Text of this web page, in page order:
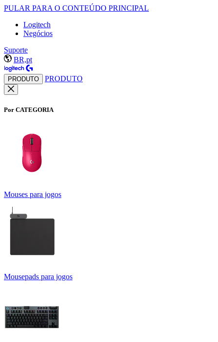
PULAR PARA O CONTEÚDO PRINCIPAL
Logitech
Negócios
Suporte
BR,pt
PRODUTO PRODUTO
Por CATEGORIA
Mouses para jogos
Mousepads para jogos